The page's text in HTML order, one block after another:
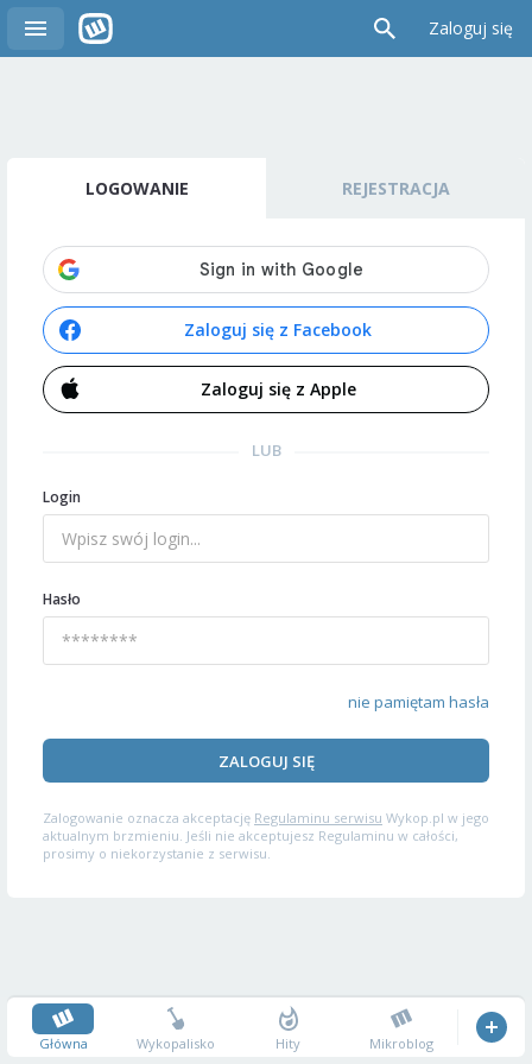
Zaloguj się
LOGOWANIE REJESTRACJA
Zaloguj się z Facebook
Zaloguj się z Apple
LUB
Login
Hasło
nie pamiętam hasła
ZALOGUJ SIĘ
Zalogowanie oznacza akceptację Regulaminu serwisu Wykop.pl w jego
aktualnym brzmieniu. Jeśli nie akceptujesz Regulaminu w całości,
prosimy o niekorzystanie z serwisu.
Główna Wykopalisko Hity Mikroblog